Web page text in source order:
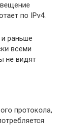
по IPv4.
раньше
всеми
не видят
протокола,